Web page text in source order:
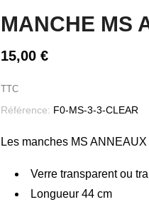
MANCHE MS
15,00 €
TTC
Référence: F0-MS-3-3-CLEAR
Les manches MS
Verre transparent ou
Longueur 44 cm